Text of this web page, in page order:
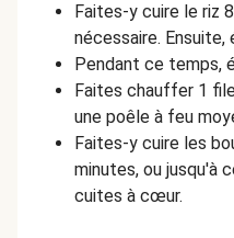
Faites-y cuire le riz
nécessaire.
Pendant ce temps,
Faites chauffer 1
une poêle à feu
Faites-y cuire les
minutes, ou jusqu'à
cuites à cœur.